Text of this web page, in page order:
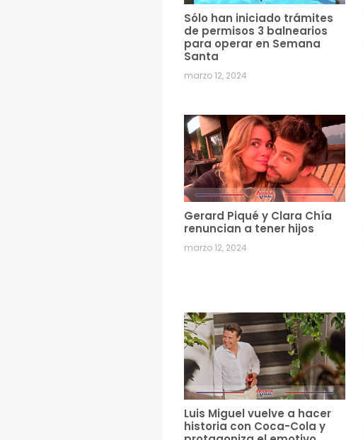
Sólo han iniciado trámites
de permisos 3 balnearios
para operar en Semana
Santa
marzo 12, 2024
Gerard Piqué y Clara Chía
renuncian a tener hijos
marzo 12, 2024
Luis Miguel vuelve a hacer
historia con Coca-Cola y